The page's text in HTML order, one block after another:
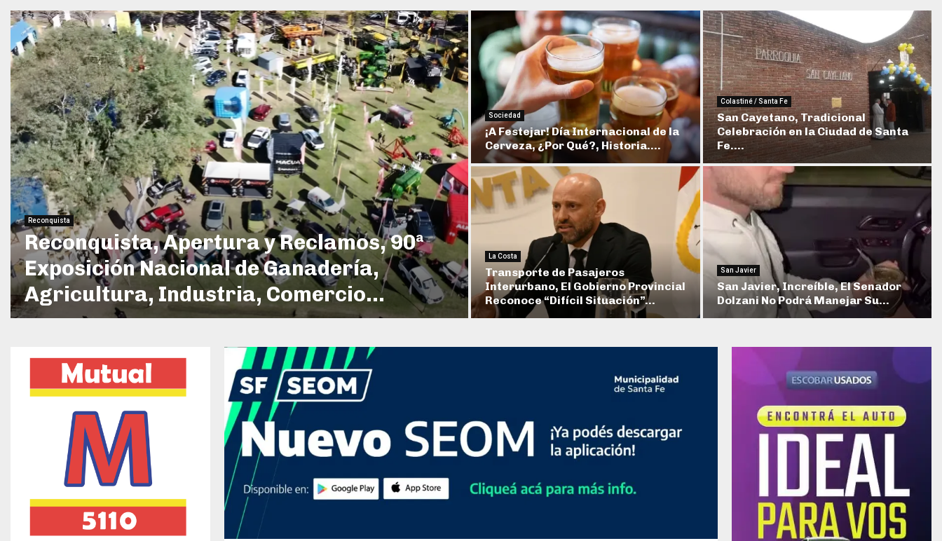
Reconquista
Reconquista, Apertura y Reclamos, 90ª
Exposición Nacional de Ganadería,
Agricultura, Industria, Comercio...
Sociedad
¡A Festejar! Día Internacional de la
Cerveza, ¿Por Qué?, Historia....
Colastiné / Santa Fe
San Cayetano, Tradicional
Celebración en la Ciudad de Santa
Fe....
La Costa
Transporte de Pasajeros
Interurbano, El Gobierno Provincial
Reconoce “Difícil Situación”...
San Javier
San Javier, Increíble, El Senador
Dolzani No Podrá Manejar Su...